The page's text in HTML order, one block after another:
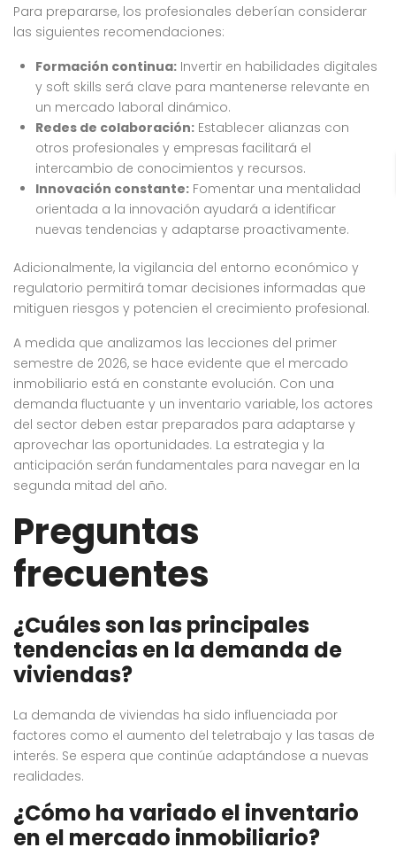
Para prepararse, los profesionales deberían considerar
las siguientes recomendaciones:
Formación continua: Invertir en habilidades digitales
y soft skills será clave para mantenerse relevante en
un mercado laboral dinámico.
Redes de colaboración: Establecer alianzas con
otros profesionales y empresas facilitará el
intercambio de conocimientos y recursos.
Innovación constante: Fomentar una mentalidad
orientada a la innovación ayudará a identificar
nuevas tendencias y adaptarse proactivamente.
Adicionalmente, la vigilancia del entorno económico y
regulatorio permitirá tomar decisiones informadas que
mitiguen riesgos y potencien el crecimiento profesional.
A medida que analizamos las lecciones del primer
semestre de 2026, se hace evidente que el mercado
inmobiliario está en constante evolución. Con una
demanda fluctuante y un inventario variable, los actores
del sector deben estar preparados para adaptarse y
aprovechar las oportunidades. La estrategia y la
anticipación serán fundamentales para navegar en la
segunda mitad del año.
Preguntas
frecuentes
¿Cuáles son las principales
tendencias en la demanda de
viviendas?
La demanda de viviendas ha sido influenciada por
factores como el aumento del teletrabajo y las tasas de
interés. Se espera que continúe adaptándose a nuevas
realidades.
¿Cómo ha variado el inventario
en el mercado inmobiliario?